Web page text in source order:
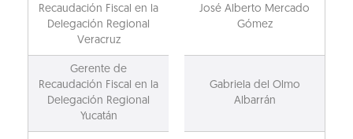
Recaudación Fiscal en la
Delegación Regional
Veracruz
José Alberto Mercado
Gómez
Gerente de
Recaudación Fiscal en la
Delegación Regional
Yucatán
Gabriela del Olmo
Albarrán